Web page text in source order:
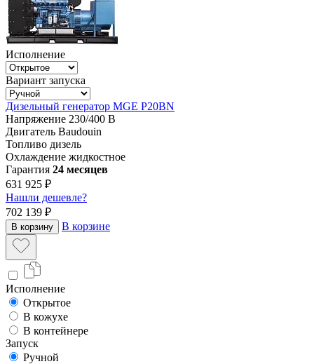
Исполнение
Вариант запуска
Дизельный генератор MGE P20BN
Напряжение 230/400 В
Двигатель Baudouin
Топливо дизель
Охлаждение жидкостное
Гарантия 24 месяцев
631 925 ₽
Нашли дешевле?
702 139 ₽
В корзину В корзине
Исполнение
Открытое
В кожухе
В контейнере
Запуск
Ручной